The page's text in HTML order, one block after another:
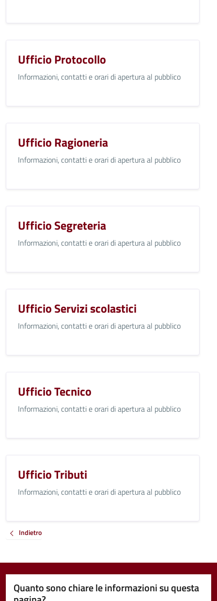
Ufficio Protocollo
Informazioni, contatti e orari di apertura al pubblico
Ufficio Ragioneria
Informazioni, contatti e orari di apertura al pubblico
Ufficio Segreteria
Informazioni, contatti e orari di apertura al pubblico
Ufficio Servizi scolastici
Informazioni, contatti e orari di apertura al pubblico
Ufficio Tecnico
Informazioni, contatti e orari di apertura al pubblico
Ufficio Tributi
Informazioni, contatti e orari di apertura al pubblico
Indietro
Quanto sono chiare le informazioni su questa